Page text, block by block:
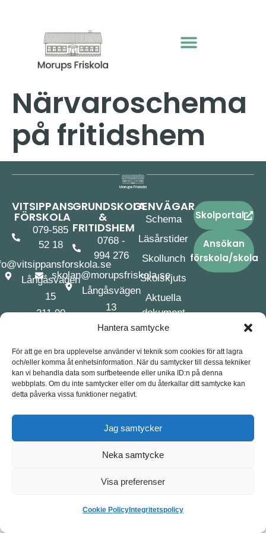
Hantera samtycke
För att ge en bra upplevelse använder vi teknik som cookies för att lagra
och/eller komma åt enhetsinformation. När du samtycker till dessa tekniker
kan vi behandla data som surfbeteende eller unika ID:n på denna
webbplats. Om du inte samtycker eller om du återkallar ditt samtycke kan
detta påverka vissa funktioner negativt.
Jag samtycker
Neka samtycke
Visa preferenser
Cookie Policy Integritetspolicy
Närvaroschema
på fritidshem
VITSIPPANS
FÖRSKOLA
079-585
52 18
Långåsvägen
15
311 90
GRUNDSKOLA
&
FRITIDSHEM
0768 -
994 276
skolan@morupsfriskola.se
Långåsvägen
13
311 90
GENVÄGAR
Schema
Läsårstider
Skollunch
Skolskjuts
Aktuella
dokument
Skolportal
Ansökan
förskola/skola
© 2026 Morups Friskola
Cookiepolicy (EU)